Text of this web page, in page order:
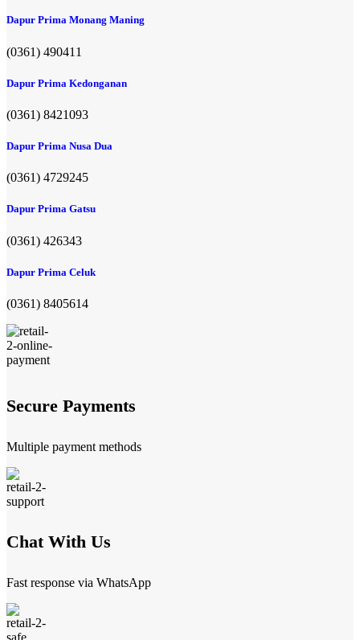
Dapur Prima Monang Maning
(0361) 490411​
Dapur Prima Kedonganan
(0361) 8421093
Dapur Prima Nusa Dua
(0361) 4729245
Dapur Prima Gatsu
(0361) 426343
Dapur Prima Celuk
(0361) 8405614
Secure Payments
Multiple payment methods
Chat With Us
Fast response via WhatsApp